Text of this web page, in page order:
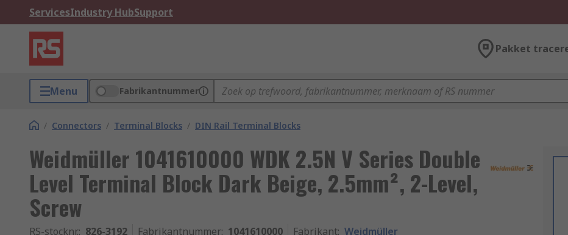
ServicesIndustry HubSupport
Pakket
Menu Fabrikantnummer
/ Connectors / Terminal Blocks / DIN Rail Terminal Blocks
Weidmüller 1041610000 WDK 2.5N V Series Double
Level Terminal Block Dark Beige, 2.5mm², 2-Level,
Screw
RS-stocknr.: 826-3192 Fabrikantnummer: 1041610000 Fabrikant: Weidmüller